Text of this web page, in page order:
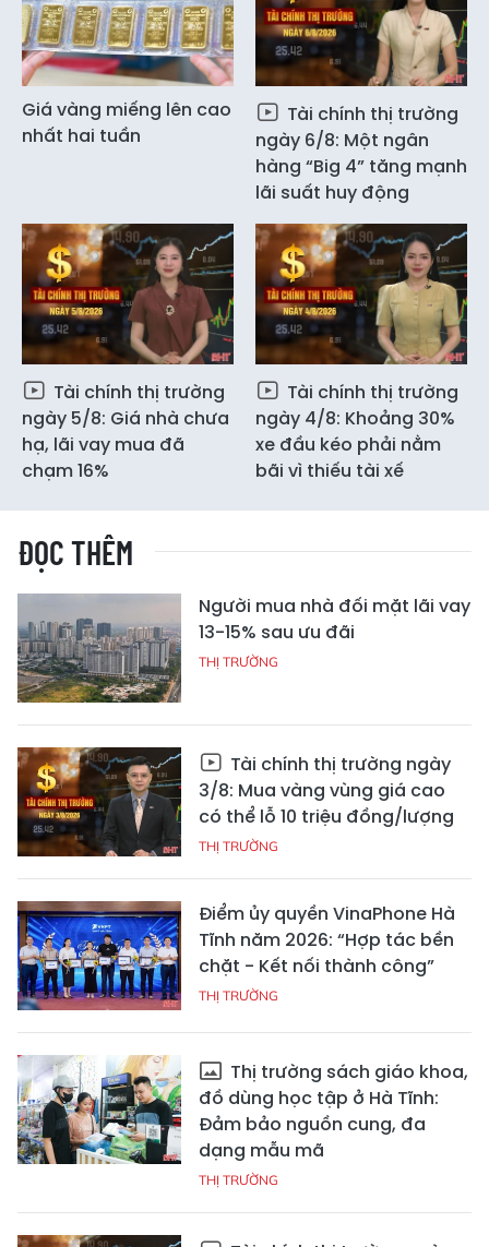
Giá vàng miếng lên cao
nhất hai tuần
Tài chính thị trường
ngày 6/8: Một ngân
hàng “Big 4” tăng mạnh
lãi suất huy động
Tài chính thị trường
ngày 5/8: Giá nhà chưa
hạ, lãi vay mua đã
chạm 16%
Tài chính thị trường
ngày 4/8: Khoảng 30%
xe đầu kéo phải nằm
bãi vì thiếu tài xế
ĐỌC THÊM
Người mua nhà đối mặt lãi vay
13-15% sau ưu đãi
THỊ TRƯỜNG
Tài chính thị trường ngày
3/8: Mua vàng vùng giá cao
có thể lỗ 10 triệu đồng/lượng
THỊ TRƯỜNG
Điểm ủy quyền VinaPhone Hà
Tĩnh năm 2026: “Hợp tác bền
chặt - Kết nối thành công”
THỊ TRƯỜNG
Thị trường sách giáo khoa,
đồ dùng học tập ở Hà Tĩnh:
Đảm bảo nguồn cung, đa
dạng mẫu mã
THỊ TRƯỜNG